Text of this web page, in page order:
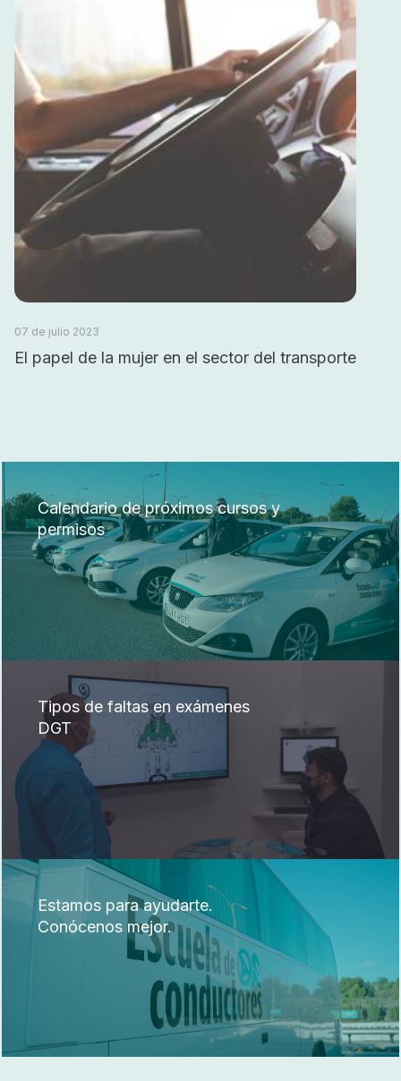
07 de julio 2023
El papel de la mujer en el sector del transporte
Calendario de próximos cursos y
permisos
Tipos de faltas en exámenes
DGT
Estamos para ayudarte.
Conócenos mejor.